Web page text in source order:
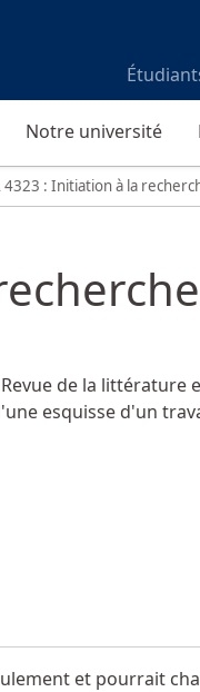
Notre université
4323 : Initiation à la
de la littérature
esquisse d'un
et pourrait